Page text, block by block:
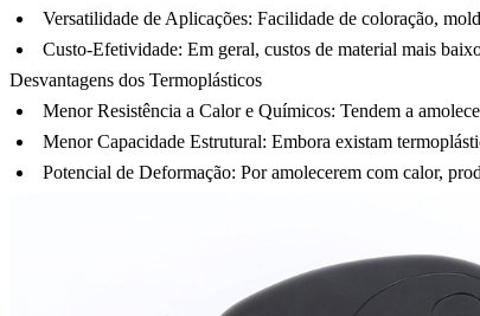
Versatilidade de Aplicações: Facilidade de coloração,
Custo-Efetividade: Em geral, custos de material mais
Desvantagens dos Termoplásticos
Menor Resistência a Calor e Químicos: Tendem a
Menor Capacidade Estrutural: Embora existam
Potencial de Deformação: Por amolecerem com calor,